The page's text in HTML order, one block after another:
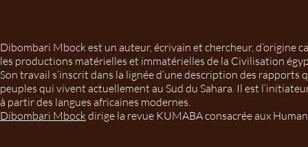
Dibombari Mbock est un auteur, écrivain et chercheur, d’origine
les productions matérielles et immatérielles de la Civilisation
Son travail s’inscrit dans la lignée d’une description des
peuples qui vivent actuellement au Sud du Sahara. Il est
à partir des langues africaines modernes.
Dibombari Mbockdirige la revue KUMABA consacrée aux